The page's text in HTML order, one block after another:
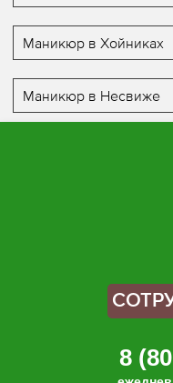
Маникюр в Хойниках
Маникюр в Несвиже
8